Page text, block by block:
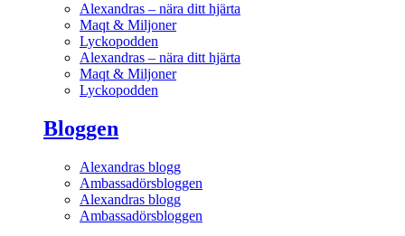
Alexandras – nära ditt hjärta
Maqt & Miljoner
Lyckopodden
Alexandras – nära ditt hjärta
Maqt & Miljoner
Lyckopodden
Bloggen
Alexandras blogg
Ambassadörsbloggen
Alexandras blogg
Ambassadörsbloggen